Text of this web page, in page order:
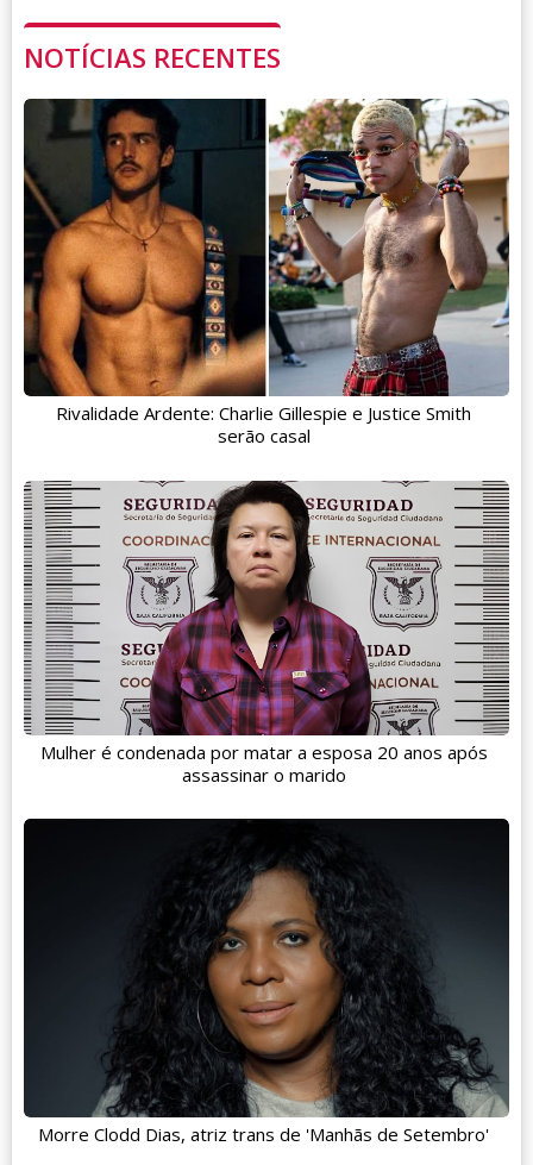
NOTÍCIAS RECENTES
Rivalidade Ardente: Charlie Gillespie e Justice Smith
serão casal
Mulher é condenada por matar a esposa 20 anos após
assassinar o marido
Morre Clodd Dias, atriz trans de 'Manhãs de Setembro'